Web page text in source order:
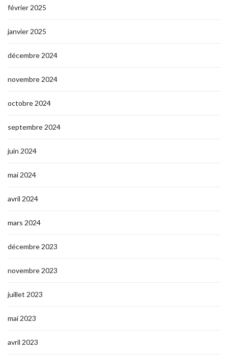
février 2025
janvier 2025
décembre 2024
novembre 2024
octobre 2024
septembre 2024
juin 2024
mai 2024
avril 2024
mars 2024
décembre 2023
novembre 2023
juillet 2023
mai 2023
avril 2023